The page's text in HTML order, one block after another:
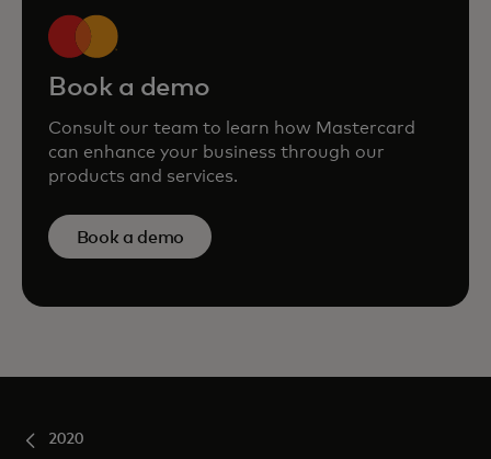
Book a demo
Consult our team to learn how Mastercard
can enhance your business through our
products and services.
Book a demo
2020